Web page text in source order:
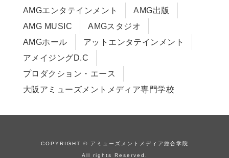
学費サポート・各種制度
学費について
Q&A
在校生・保護者の方へ
卒業生の皆様へ
AMGエンタテインメント
AMG出版
AMG MUSIC
AMGスタジオ
AMGホール
アットエンタテインメント
アメイジングD.C
プロダクション・エース
大阪アミューズメントメディア専門学校
COPYRIGHT © アミューズメントメディア総合学院
All rights Reserved.